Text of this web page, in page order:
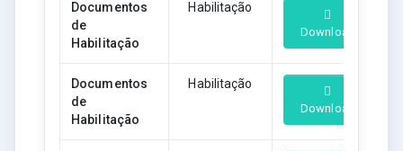
Documentos
de
Habilitação
Habilitação
Download
Documentos
de
Habilitação
Habilitação
Download